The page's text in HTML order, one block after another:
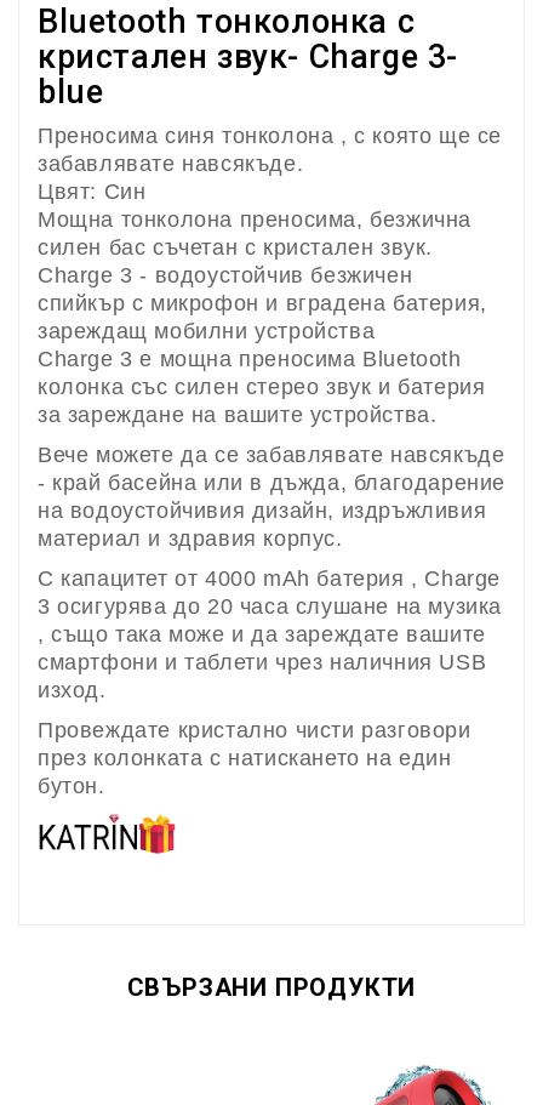
Bluetooth тонколонка с
кристален звук- Charge 3-
blue
Преносима синя тонколона , с която ще се
забавлявате навсякъде.
Цвят: Син
Мощна тонколона преносима, безжична
силен бас съчетан с кристален звук.
Charge 3 - водоустойчив безжичен
спийкър с микрофон и вградена батерия,
зареждащ мобилни устройства
Charge 3 е мощна преносима Bluetooth
колонка със силен стерео звук и батерия
за зареждане на вашите устройствa.
Вече можете да се забавлявате навсякъде
- край басейна или в дъжда, благодарение
на водоустойчивия дизайн, издръжливия
материал и здравия корпус.
С капацитет от 4000 mAh батерия , Charge
3 осигурява до 20 часа слушане на музика
, също така може и да зареждате вашите
смартфони и таблети чрез наличния USB
изход.
Провеждате кристално чисти разговори
през колонката с натискането на един
бутон.
СВЪРЗАНИ ПРОДУКТИ